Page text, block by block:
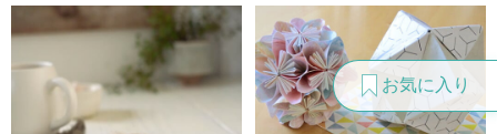
お気に入り